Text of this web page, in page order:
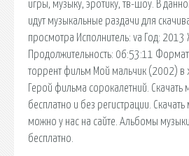
игры, музыку, эротику, тв-шоу. В
идут музыкальные раздачи для
просмотра Исполнитель: va Год: 2013
Продолжительность: 06:53:11
торрент фильм Мой мальчик (2002) в
Герой фильма сорокалетний. Скачать
бесплатно и без регистрации.
можно у нас на сайте. Альбомы
бесплатно.